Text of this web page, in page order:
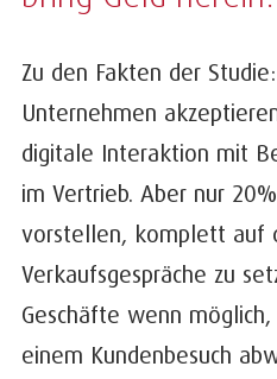
Zu den Fakten der
Unternehmen
digitale Interaktion mit
im Vertrieb. Aber nur
vorstellen, komplett auf
Verkaufsgespräche zu
Geschäfte wenn
einem Kundenbesuch